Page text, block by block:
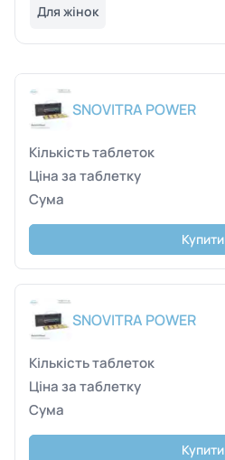
Для жінок
SNOVITRA POWER
Купити
SNOVITRA POWER
Купити